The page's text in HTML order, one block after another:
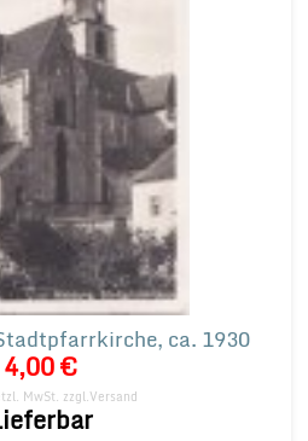
ca. 1930
4,00 €
MwSt. zzgl.Versand